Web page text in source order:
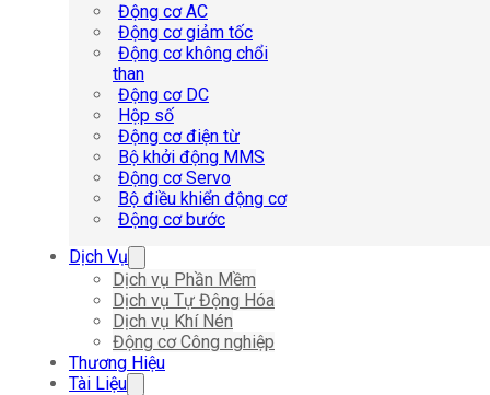
Động cơ AC
Động cơ giảm tốc
Động cơ không chổi
than
Động cơ DC
Hộp số
Động cơ điện từ
Bộ khởi động MMS
Động cơ Servo
Bộ điều khiển động cơ
Động cơ bước
Dịch Vụ
Dịch vụ Phần Mềm
Dịch vụ Tự Động Hóa
Dịch vụ Khí Nén
Động cơ Công nghiệp
Thương Hiệu
Tài Liệu